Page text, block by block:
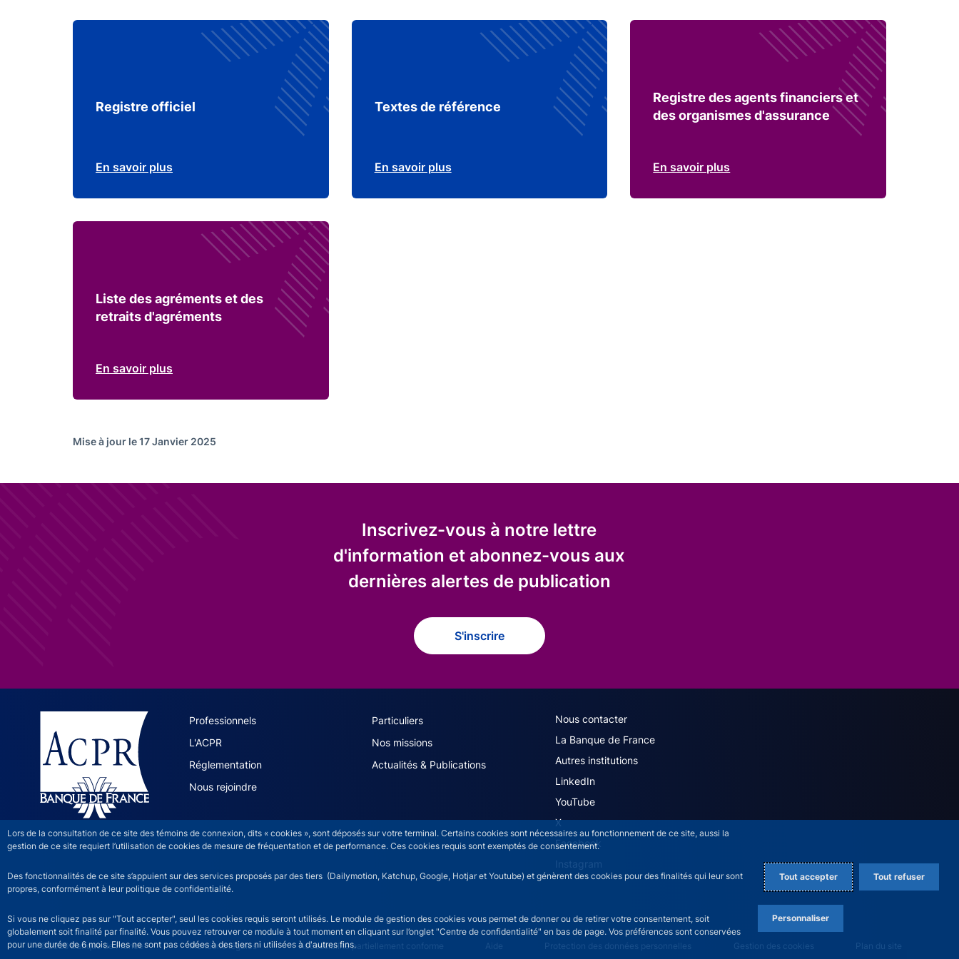
Lors de la consultation de ce site des témoins de connexion, dits « cookies », sont déposés sur votre terminal. Certains cookies sont nécessaires au fonctionnement de ce site, aussi la
gestion de ce site requiert l’utilisation de cookies de mesure de fréquentation et de performance. Ces cookies requis sont exemptés de consentement.
Des fonctionnalités de ce site s’appuient sur des services proposés par des tiers (Dailymotion, Katchup, Google, Hotjar et Youtube) et génèrent des cookies pour des finalités qui leur sont
propres, conformément à leur politique de confidentialité.
Si vous ne cliquez pas sur "Tout accepter", seul les cookies requis seront utilisés. Le module de gestion des cookies vous permet de donner ou de retirer votre consentement, soit
globalement soit finalité par finalité. Vous pouvez retrouver ce module à tout moment en cliquant sur l’onglet "Centre de confidentialité" en bas de page. Vos préférences sont conservées
pour une durée de 6 mois. Elles ne sont pas cédées à des tiers ni utilisées à d'autres fins.
Tout accepter Tout refuser
Personnaliser
Registre officiel
En savoir plus
Textes de référence
En savoir plus
Registre des agents financiers et
des organismes d'assurance
En savoir plus
Liste des agréments et des
retraits d'agréments
En savoir plus
Mise à jour le 17 Janvier 2025
Inscrivez-vous à notre lettre
d'information et abonnez-vous aux
dernières alertes de publication
S'inscrire
ACPR site navigation (French)
Professionnels
Particuliers
L'ACPR
Nos missions
Réglementation
Actualités & Publications
Nous rejoindre
ACPR footer secondary menu (French)
Nous contacter
La Banque de France
Autres institutions
LinkedIn
YouTube
X
Facebook
Instagram
©2026 Banque de France ACPR footer legal notice menu
Mentions légales Accessibilité partiellement conforme Aide Protection des données personnelles Gestion des cookies Plan du site